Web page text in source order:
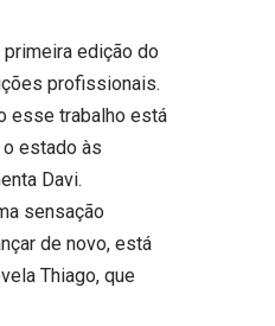
edição do
profissionais.
esse trabalho está
estado às
Davi.
sensação
de novo, está
Thiago, que